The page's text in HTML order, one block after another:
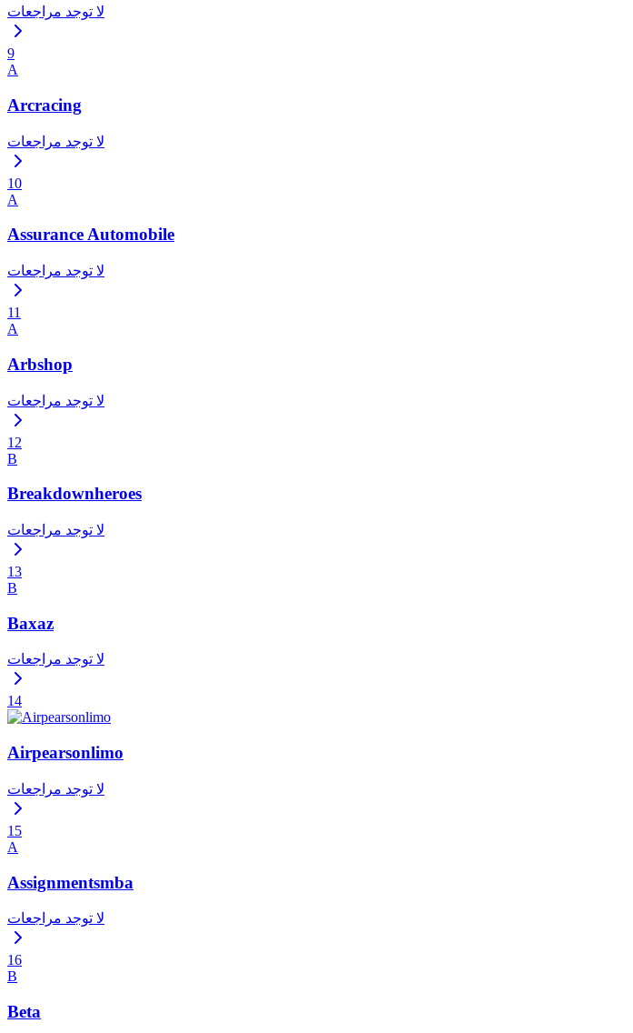
لا توجد مراجعات
9
A
Arcracing
لا توجد مراجعات
10
A
Assurance Automobile
لا توجد مراجعات
11
A
Arbshop
لا توجد مراجعات
12
B
Breakdownheroes
لا توجد مراجعات
13
B
Baxaz
لا توجد مراجعات
14
Airpearsonlimo
لا توجد مراجعات
15
A
Assignmentsmba
لا توجد مراجعات
16
B
Beta